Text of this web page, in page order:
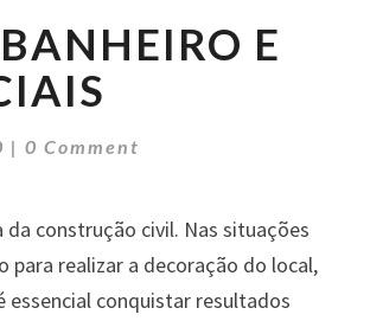
E
| Comments
0 Comment
construção civil. Nas situações
realizar a decoração do local,
essencial conquistar resultados